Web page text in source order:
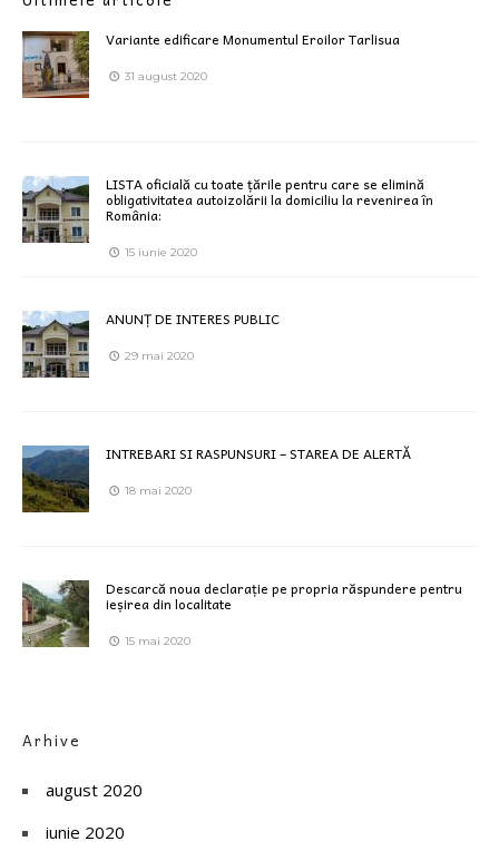
Variante edificare Monumentul Eroilor Tarlisua
31 august 2020
LISTA oficială cu toate țările pentru care se elimină
obligativitatea autoizolării la domiciliu la revenirea în
România:
15 iunie 2020
ANUNȚ DE INTERES PUBLIC
29 mai 2020
INTREBARI SI RASPUNSURI – STAREA DE ALERTĂ
18 mai 2020
Descarcă noua declarație pe propria răspundere pentru
ieșirea din localitate
15 mai 2020
Arhive
august 2020
iunie 2020